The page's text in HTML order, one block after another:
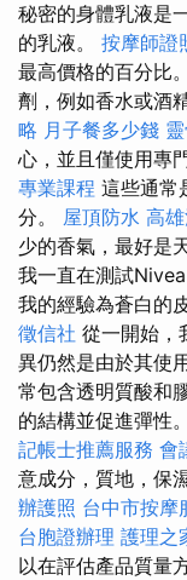
秘密的身體乳液是
的乳液。 按摩師證
最高價格的百分比
劑，例如香水或酒
略 月子餐多少錢
心，並且僅使用專
專業課程 這些通常
分。 屋頂防水 高
少的香氣，最好是
我一直在測試Nivea
我的經驗為蒼白的
徵信社 從一開始，
異仍然是由於其使
常包含透明質酸和
的結構並促進彈性。
記帳士推薦服務 會
意成分，質地，保
辦護照 台中市按摩
台胞證辦理 護理之
以在評估產品質量